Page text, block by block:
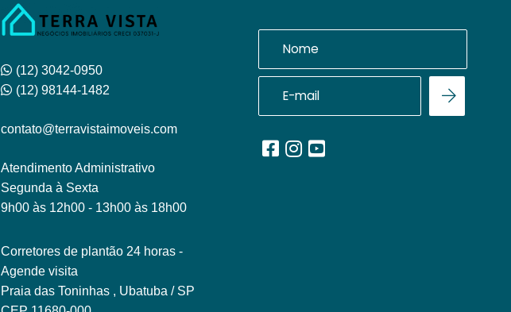
(12) 3042-0950
(12) 98144-1482
contato@terravistaimoveis.com
Atendimento Administrativo
Segunda à Sexta
9h00 às 12h00 - 13h00 às 18h00
Corretores de plantão 24 horas -
Agende visita
Praia das Toninhas , Ubatuba / SP